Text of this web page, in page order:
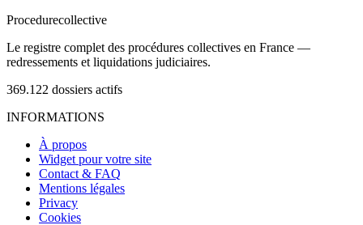
Procedurecollective
Le registre complet des procédures collectives en France —
redressements et liquidations judiciaires.
369.122 dossiers actifs
INFORMATIONS
À propos
Widget pour votre site
Contact & FAQ
Mentions légales
Privacy
Cookies